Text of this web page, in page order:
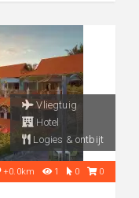
Vliegtuig
Hotel
Logies & ontbijt
+0.0km 1 0 0